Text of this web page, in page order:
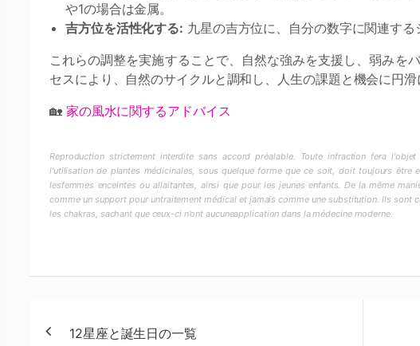
や1の場合は金属。
吉方位を活性化する: 九星の吉方位に、自分の数字に関連する
これらの調整を実施することで、自然な強みを支援し、弱みを
セスにより、自然のサイクルと調和し、人生の課題と機会に円滑
🏡 家の風水に関するアドバイス
Reproduction strictement interdite sans accord préalable. Toute infraction fera
l'utilisation de plantes médicinales, sous quelque forme que ce soit, doit toujours être
lesfemmes enceintes ou allaitantes, ainsi que pour les jeunes enfants. De la même
comme un support pour untraitement médical et jamais comme une substitution. Ils sont
les chakras, sachant que ceux-ci n'ont aucuneapplication dans la médecine moderne.
12星座と誕生日の一覧